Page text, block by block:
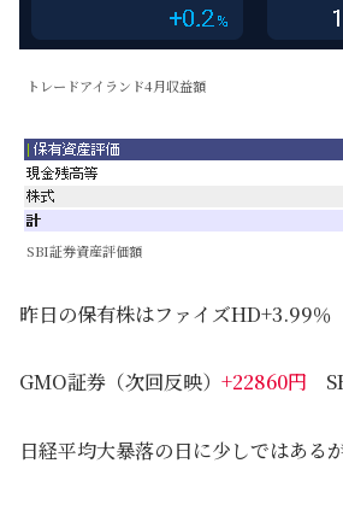
トレードアイランド4月収益額
SBI証券資産評価額
昨日の保有株はファイズHD+3.99
GMO証券（次回反映） +22860円
日経平均大暴落の日に少しではあ